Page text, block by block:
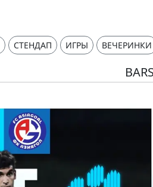
СТЕНДАП ИГРЫ ВЕЧЕРИНКИ